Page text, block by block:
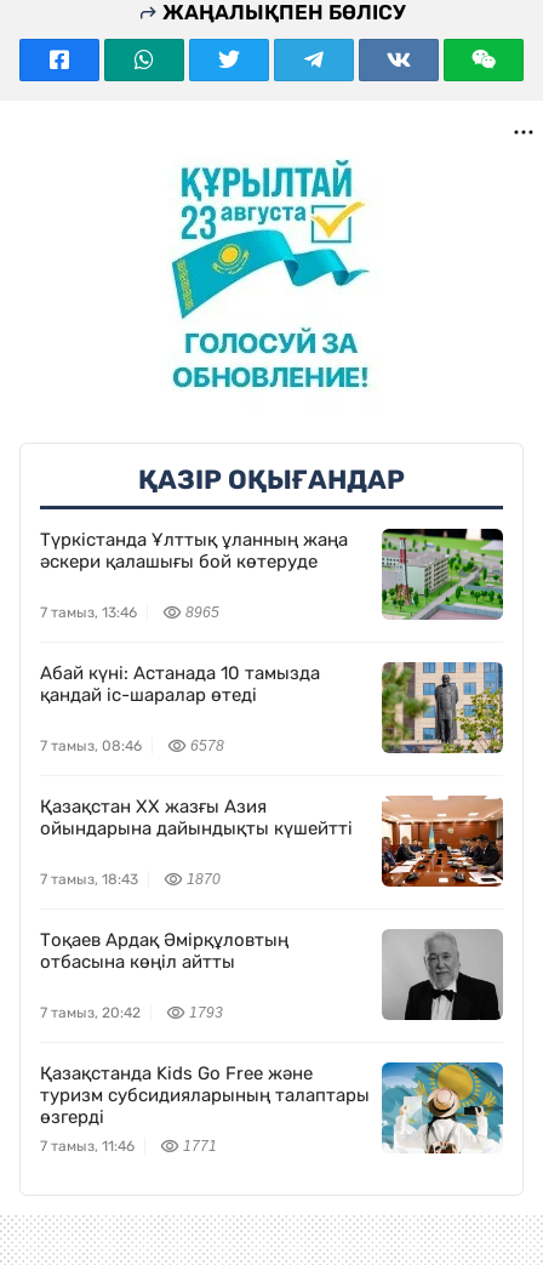
ЖАҢАЛЫҚПЕН БӨЛІСУ
ҚАЗІР ОҚЫҒАНДАР
Түркістанда Ұлттық ұланның жаңа
әскери қалашығы бой көтеруде
7 тамыз, 13:46 8965
Абай күні: Астанада 10 тамызда
қандай іс-шаралар өтеді
7 тамыз, 08:46 6578
Қазақстан XX жазғы Азия
ойындарына дайындықты күшейтті
7 тамыз, 18:43 1870
Тоқаев Ардақ Әмірқұловтың
отбасына көңіл айтты
7 тамыз, 20:42 1793
Қазақстанда Kids Go Free және
туризм субсидияларының талаптары
өзгерді
7 тамыз, 11:46 1771